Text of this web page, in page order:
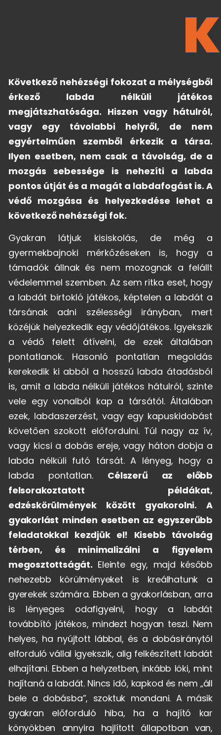
K
Következő nehézségi fokozat a mélységből
érkező labda nélküli játékos
megjátszhatósága. Hiszen vagy hátulról,
vagy egy távolabbi helyről, de nem
egyértelműen szemből érkezik a társa.
Ilyen esetben, nem csak a távolság, de a
mozgás sebessége is nehezíti a labda
pontos útját és a magát a labdafogást is. A
védő mozgása és helyezkedése lehet a
következő nehézségi fok.
Gyakran látjuk kisiskolás, de még a
gyermekbajnoki mérkőzéseken is, hogy a
támadók állnak és nem mozognak a felállt
védelemmel szemben. Az sem ritka eset, hogy
a labdát birtokló játékos, képtelen a labdát a
társának adni szélességi irányban, mert
közéjük helyezkedik egy védőjátékos. Igyekszik
a védő felett átívelni, de ezek általában
pontatlanok. Hasonló pontatlan megoldás
kerekedik ki abból a hosszú labda átadásból
is, amit a labda nélküli játékos hátulról, szinte
vele egy vonalból kap a társától. Általában
ezek, labdaszerzést, vagy egy kapuskidobást
követően szokott előfordulni. Túl nagy az ív,
vagy kicsi a dobás ereje, vagy háton dobja a
labda nélküli futó társát. A lényeg, hogy a
labda pontatlan. Célszerű az előbb
felsorakoztatott példákat,
edzéskörülmények között gyakorolni. A
gyakorlást minden esetben az egyszerűbb
feladatokkal kezdjük el! Kisebb távolság
térben, és minimalizálni a figyelem
megosztottságát. Eleinte egy, majd később
nehezebb körülményeket is kreálhatunk a
gyerekek számára. Ebben a gyakorlásban, arra
is lényeges odafigyelni, hogy a labdát
továbbító játékos, mindezt hogyan teszi. Nem
helyes, ha nyújtott lábbal, és a dobásiránytól
elforduló vállal igyekszik, alig felkészített labdát
elhajítani. Ebben a helyzetben, inkább löki, mint
hajítaná a labdát. Nincs idő, kapkod és nem „áll
bele a dobásba”, szoktuk mondani. A másik
gyakran előforduló hiba, ha a hajító kar
könyökben annyira hajlított állapotban van,